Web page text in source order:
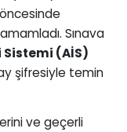
Sınava
Sistemi (AİS)
şifresiyle temin
ve geçerli